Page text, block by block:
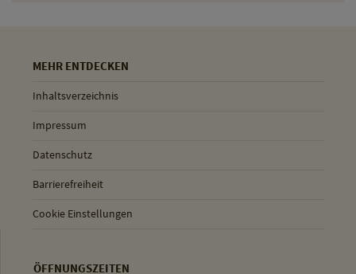
MEHR ENTDECKEN
Inhaltsverzeichnis
Impressum
Datenschutz
Barrierefreiheit
Cookie Einstellungen
ÖFFNUNGSZEITEN